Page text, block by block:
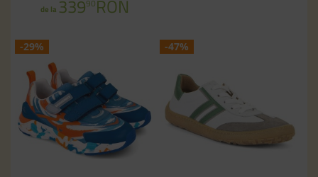
de la 33990RON
-29% -47%